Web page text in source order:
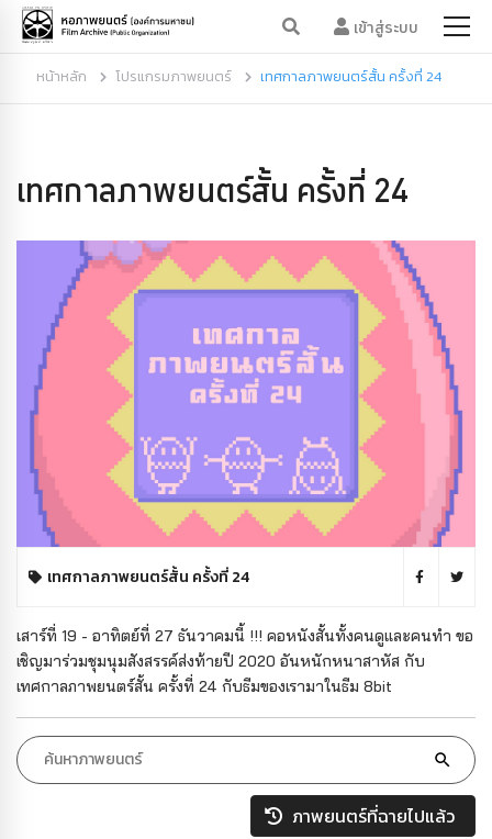
เข้าสู่ระบบ
หน้าหลัก โปรแกรมภาพยนตร์ เทศกาลภาพยนตร์สั้น ครั้งที่ 24
เทศกาลภาพยนตร์สั้น ครั้งที่ 24
เทศกาลภาพยนตร์สั้น ครั้งที่ 24
เสาร์ที่ 19 - อาทิตย์ที่ 27 ธันวาคมนี้ !!! คอหนังสั้นทั้งคนดูและคนทำ ขอ
เชิญมาร่วมชุมนุมสังสรรค์ส่งท้ายปี 2020 อันหนักหนาสาหัส กับ
เทศกาลภาพยนตร์สั้น ครั้งที่ 24 กับธีมของเรามาในธีม 8bit
ภาพยนตร์ที่ฉายไปแล้ว